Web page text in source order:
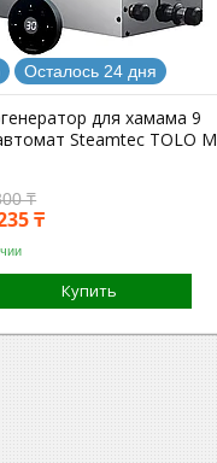
Осталось 24 дня
для хамама 9
Steamtec TOLO M
₸
₸
Купить